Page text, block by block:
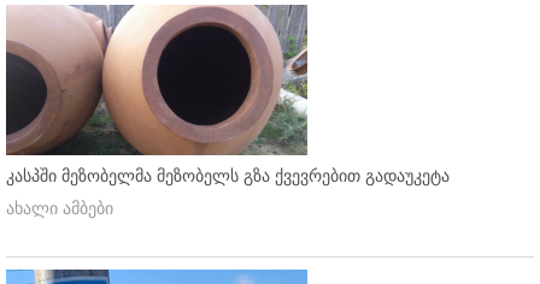
კასპში მეზობელმა მეზობელს გზა ქვევრებით გადაუკეტა
ახალი ამბები